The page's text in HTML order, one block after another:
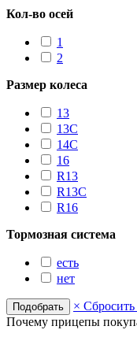
Кол-во осей
1
2
Размер колеса
13
13C
14C
16
R13
R13С
R16
Тормозная система
есть
нет
×
Почему прицепы